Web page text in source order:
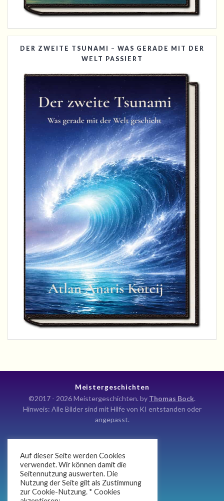
DER ZWEITE TSUNAMI – WAS GERADE MIT DER
WELT PASSIERT
Meistergeschichten
©2017 - 2026 Meistergeschichten. by Thomas Bock.
Hinweis: Alle Bilder sind mit Hilfe von KI entstanden oder
angepasst.
Kontakt
Impressum
Datenschutz
Auf dieser Seite werden Cookies
verwendet. Wir können damit die
Seitennutzung auswerten. Die
Nutzung der Seite gilt als Zustimmung
zur Cookie-Nutzung. * Cookies